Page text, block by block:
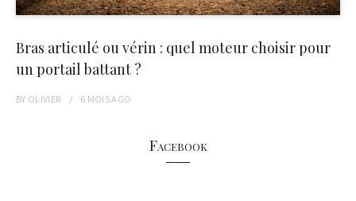
Bras articulé ou vérin : quel moteur choisir pour
un portail battant ?
BY OLIVIER 6 MOISAGO
Facebook